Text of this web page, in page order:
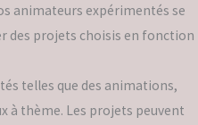
animateurs expérimentés se
des projets choisis en fonction
telles que des animations,
à thème. Les projets peuvent